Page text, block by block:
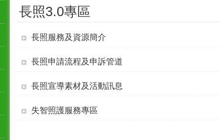
長照3.0專區
長照服務及資源簡介
長照申請流程及申訴管道
長照宣導素材及活動訊息
失智照護服務專區